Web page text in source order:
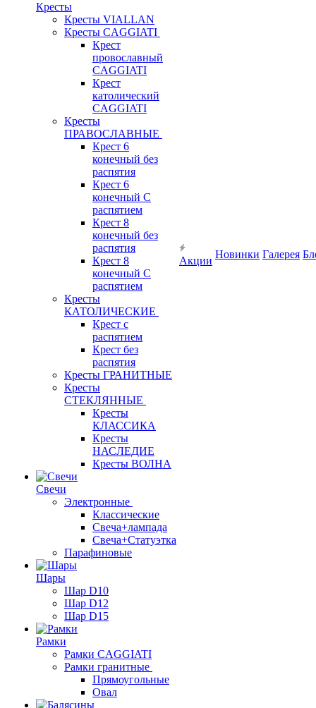
Кресты
Кресты VIALLAN
Кресты CAGGIATI
Крест
провославный
CAGGIATI
Крест
католический
CAGGIATI
Кресты
ПРАВОСЛАВНЫЕ
Крест 6
конечный без
распятия
Крест 6
конечный С
распятием
Крест 8
конечный без
распятия
Крест 8
конечный С
распятием
Кресты
КАТОЛИЧЕСКИЕ
Крест с
распятием
Крест без
распятия
Кресты ГРАНИТНЫЕ
Кресты
СТЕКЛЯННЫЕ
Кресты
КЛАССИКА
Кресты
НАСЛЕДИЕ
Кресты ВОЛНА
Свечи
Электронные
Классические
Свеча+лампада
Свеча+Статуэтка
Парафиновые
Шары
Шар D10
Шар D12
Шар D15
Рамки
Рамки CAGGIATI
Рамки гранитные
Прямоугольные
Овал
Акции
Новинки Галерея